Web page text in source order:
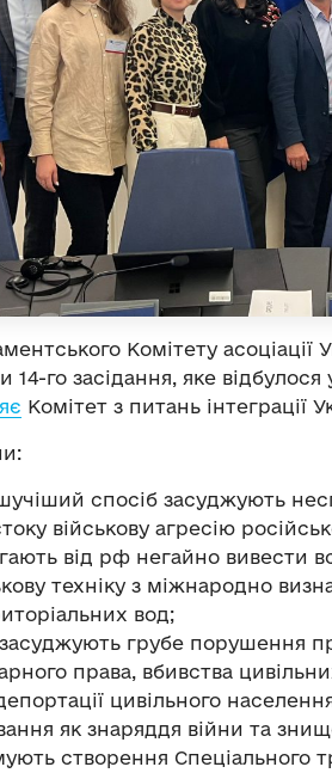
Комітету асоціації
14-го засідання, яке
Комітет з питань інтеграції
спосіб засуджують
військову агресію
від рф негайно вивести
техніку з міжнародно
вод;
грубе порушення
права, вбивства
цивільного
як знаряддя війни та
створення Спеціального